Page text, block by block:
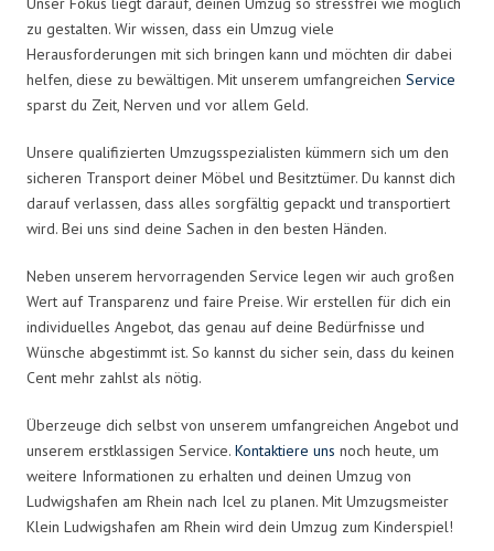
zu gestalten. Wir wissen, dass ein Umzug viele
Herausforderungen mit sich bringen kann und möchten dir dabei
helfen, diese zu bewältigen. Mit unserem umfangreichen Service
sparst du Zeit, Nerven und vor allem Geld.
Unsere qualifizierten Umzugsspezialisten kümmern sich um den
sicheren Transport deiner Möbel und Besitztümer. Du kannst dich
darauf verlassen, dass alles sorgfältig gepackt und transportiert
wird. Bei uns sind deine Sachen in den besten Händen.
Neben unserem hervorragenden Service legen wir auch großen
Wert auf Transparenz und faire Preise. Wir erstellen für dich ein
individuelles Angebot, das genau auf deine Bedürfnisse und
Wünsche abgestimmt ist. So kannst du sicher sein, dass du keinen
Cent mehr zahlst als nötig.
Überzeuge dich selbst von unserem umfangreichen Angebot und
unserem erstklassigen Service. Kontaktiere uns noch heute, um
weitere Informationen zu erhalten und deinen Umzug von
Ludwigshafen am Rhein nach Icel zu planen. Mit Umzugsmeister
Klein Ludwigshafen am Rhein wird dein Umzug zum Kinderspiel!